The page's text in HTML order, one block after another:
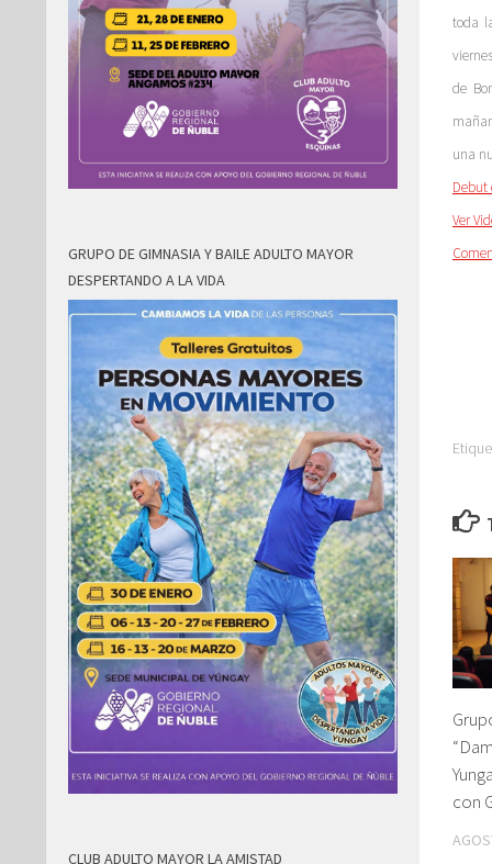
toda
de
una
Debut
Ver
con
GRUPO DE GIMNASIA Y BAILE ADULTO MAYOR
DESPERTANDO A LA VIDA
CLUB ADULTO MAYOR LA AMISTAD